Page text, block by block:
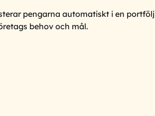
pengarna automatiskt i en portfölj
behov och mål.